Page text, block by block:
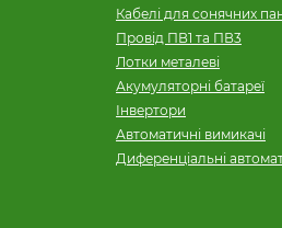
Кабелі для сонячних
Провід ПВ1 та ПВ3
Лотки металеві
Акумуляторні батареї
Інвертори
Автоматичні вимикачі
Диференціальні